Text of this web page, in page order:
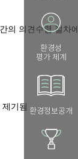
환경성
평가 체계
환경정보공개